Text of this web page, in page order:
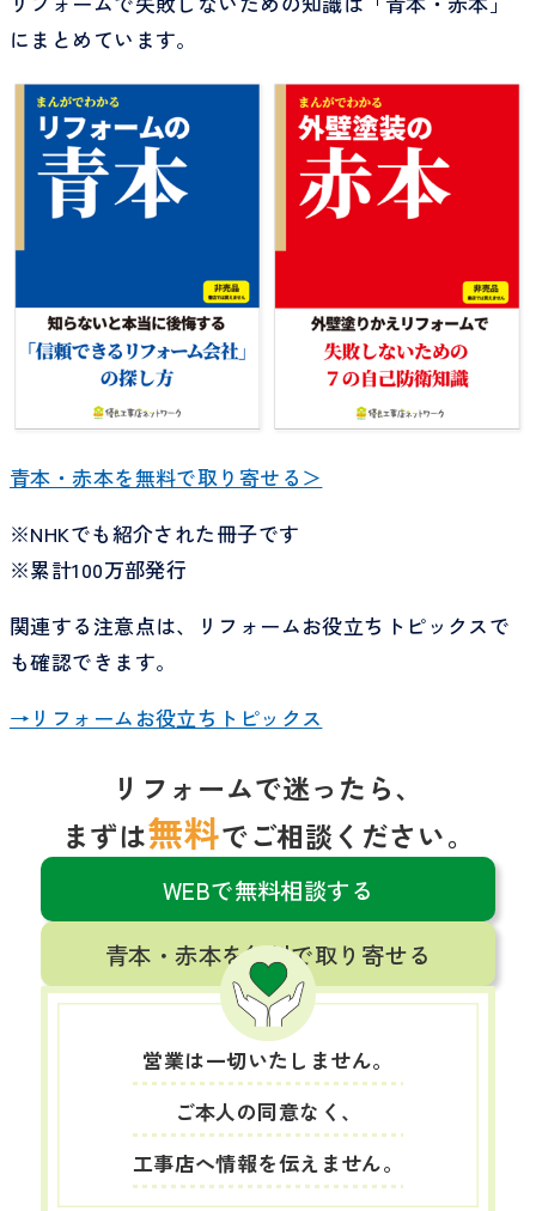
にまとめています。
青本・赤本を無料で取り寄せる＞
※NHKでも紹介された冊子です
※累計100万部発行
関連する注意点は、リフォームお役立ちトピックスで
も確認できます。
→リフォームお役立ちトピックス
リフォームで迷ったら、
まずは無料でご相談ください。
営業は一切いたしません。
ご本人の同意なく、
工事店へ情報を伝えません。
WEBで無料相談する
青本・赤本を無料で取り寄せる